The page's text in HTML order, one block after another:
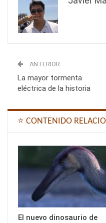
ANTERIOR
La mayor tormenta
eléctrica de la historia
⭐ CONTENIDO
El nuevo dinosaurio de